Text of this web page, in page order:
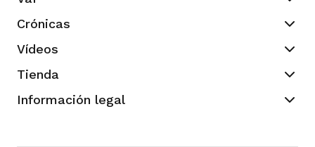
Crónicas
Vídeos
Tienda
Información legal